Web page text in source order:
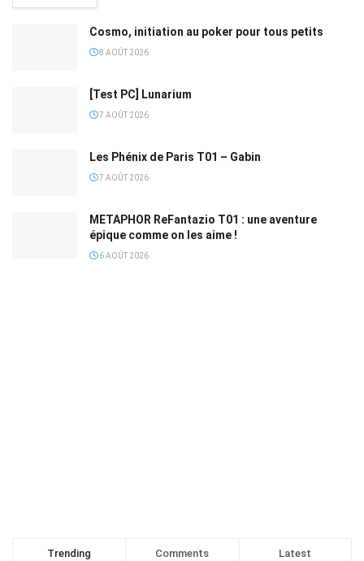
Cosmo, initiation au poker pour tous petits
8 AOÛT 2026
[Test PC] Lunarium
7 AOÛT 2026
Les Phénix de Paris T01 – Gabin
7 AOÛT 2026
METAPHOR ReFantazio T01 : une aventure
épique comme on les aime !
6 AOÛT 2026
Trending Comments Latest